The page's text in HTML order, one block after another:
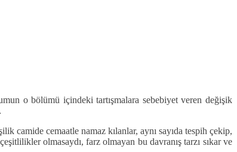
o bölümü içindeki tartışmalara sebebiyet veren değişik
camide cemaatle namaz kılanlar, aynı sayıda tespih çekip,
olmasaydı, farz olmayan bu davranış tarzı sıkar ve